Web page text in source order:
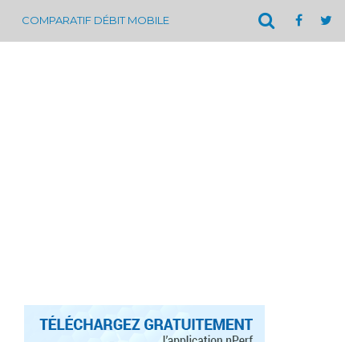
COMPARATIF DÉBIT MOBILE